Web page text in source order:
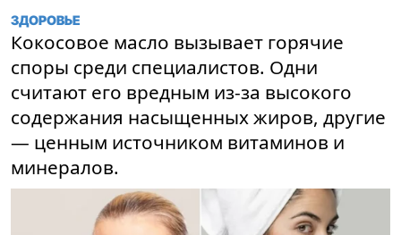
ЗДОРОВЬЕ
Кокосовое масло вызывает горячие
споры среди специалистов. Одни
считают его вредным из-за высокого
содержания насыщенных жиров, другие
— ценным источником витаминов и
минералов.